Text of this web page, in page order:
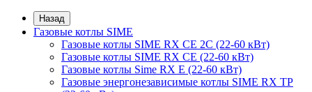
Назад
Газовые котлы SIME
Газовые котлы SIME RX CE 2C (22-60 кВт)
Газовые котлы SIME RX CE (22-60 кВт)
Газовые котлы Sime RX E (22-60 кВт)
Газовые энергонезависимые котлы SIME RX TP